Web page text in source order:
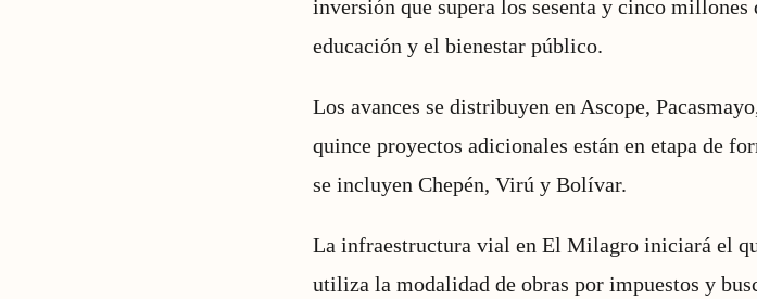
inversión que supera los sesenta y cinco millones
educación y el bienestar público.
Los avances se distribuyen en Ascope,
quince proyectos adicionales están en etapa de
se incluyen Chepén, Virú y Bolívar.
La infraestructura vial en El Milagro iniciará el
utiliza la modalidad de obras por impuestos y